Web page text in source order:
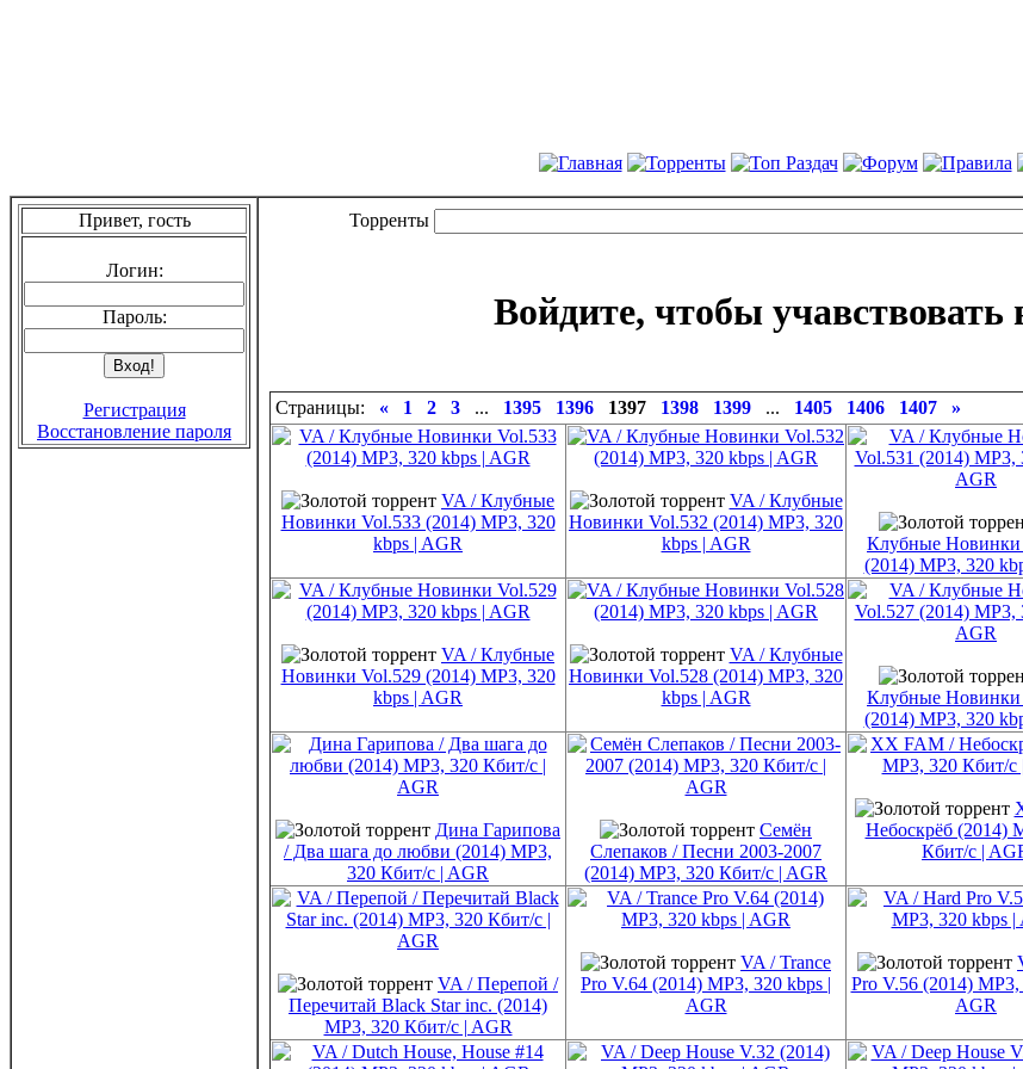
Привет, гость
Логин:
Пароль:
Регистрация
Восстановление пароля
Торренты
Войдите, чтобы учавствовать
Страницы: « 1 2 3 ... 1395 1396 1397 1398 1399 ... 1405 1406 1407 »
VA / Клубные
Новинки Vol.533 (2014) MP3, 320
kbps | AGR
VA / Клубные
Новинки Vol.532 (2014) MP3, 320
kbps | AGR
Клубные Новинки
(2014) MP3, 320
VA / Клубные
Новинки Vol.529 (2014) MP3, 320
kbps | AGR
VA / Клубные
Новинки Vol.528 (2014) MP3, 320
kbps | AGR
Клубные Новинки
(2014) MP3, 320
Дина Гарипова
/ Два шага до любви (2014) MP3,
320 Кбит/c | AGR
Семён
Слепаков / Песни 2003-2007
(2014) MP3, 320 Кбит/c | AGR
Небоскрёб (2014)
Кбит/c |
VA / Перепой /
Перечитай Black Star inc. (2014)
MP3, 320 Кбит/c | AGR
VA / Trance
Pro V.64 (2014) MP3, 320 kbps |
AGR
Pro V.56 (2014) MP3,
AGR